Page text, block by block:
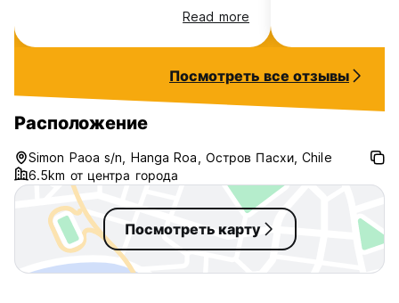
the staff are great. My Spanish is
terrible but the owner speaks
excellent English which was much
a lovely touch. The bed is
comfortable with extra blankets
available when it’s cold. There’s a
good size locker too. You can
walk to the hostel from the airport
and also into the town.
Read more
Посмотреть все отзывы
Расположение
Simon Paoa s/n, Hanga Roa, Остров Пасхи, Chile
6.5km от центра города
Посмотреть карту